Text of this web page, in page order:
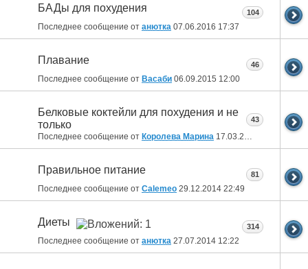
БАДы для похудения
Последнее сообщение от анютка 07.06.2016 17:37
104
Плавание
Последнее сообщение от Васаби 06.09.2015 12:00
46
Белковые коктейли для похудения и не
только
Последнее сообщение от Королева Марина 17.03.2015
43
Правильное питание
Последнее сообщение от Calemeo 29.12.2014 22:49
81
Диеты
Последнее сообщение от анютка 27.07.2014 12:22
314